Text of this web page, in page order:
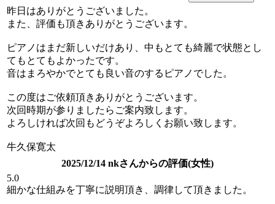
昨日はありがとうございました。
また、評価も頂きありがとうございます。
ピアノはまだ新しいだけあり、中もとても綺麗で状態とし
てもとてもよかったです。
音はまろやかでとても良い音のするピアノでした。
この度はご依頼頂きありがとうございます。
次回時期が参りましたらご案内致します。
よろしければ次回もどうぞよろしくお願い致します。
牛久保寛太
2025/12/14 nkさんからの評価(女性)
5.0
細かな仕組みを丁寧に説明頂き、調律して頂きました。